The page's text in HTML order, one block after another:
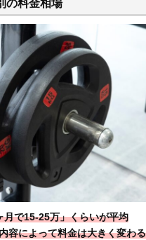
の料金相場
月で15-25万」くらいが平均
容によって料金は大きく変わる